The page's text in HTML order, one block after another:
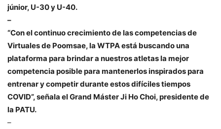
júnior, U-30 y U-40.
–
“Con el continuo crecimiento de las competencias de
Virtuales de Poomsae, la WTPA está buscando una
plataforma para brindar a nuestros atletas la mejor
competencia posible para mantenerlos inspirados para
entrenar y competir durante estos difíciles tiempos
COVID”, señala el Grand Máster Ji Ho Choi, presidente de
la PATU.
–